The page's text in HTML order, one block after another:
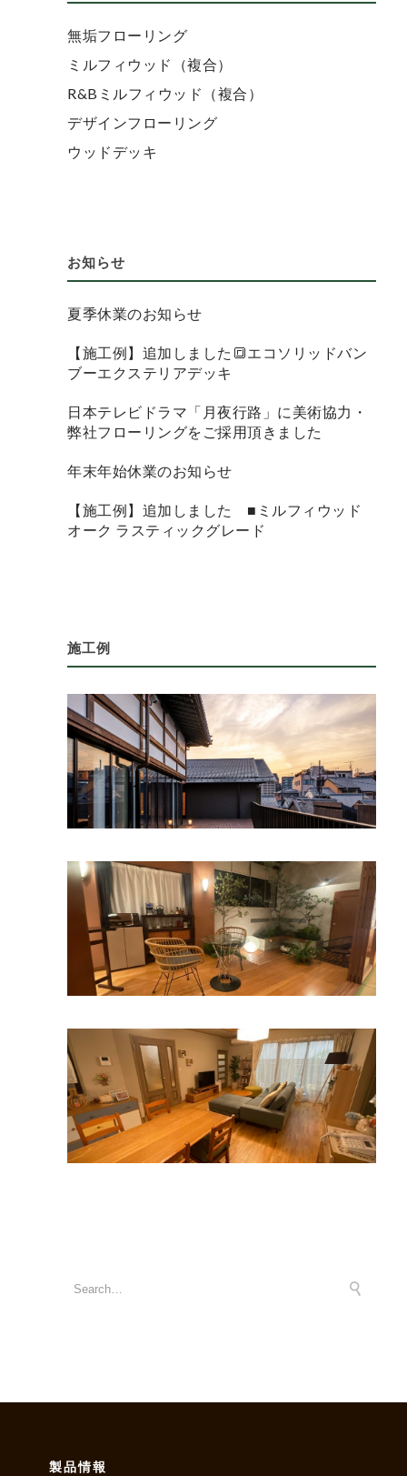
無垢フローリング
ミルフィウッド（複合）
R&Bミルフィウッド（複合）
デザインフローリング
ウッドデッキ
お知らせ
夏季休業のお知らせ
【施工例】追加しました🔳エコソリッドバン
ブーエクステリアデッキ
日本テレビドラマ「月夜行路」に美術協力・
弊社フローリングをご採用頂きました
年末年始休業のお知らせ
【施工例】追加しました ■ミルフィウッド
オーク ラスティックグレード
施工例
製品情報